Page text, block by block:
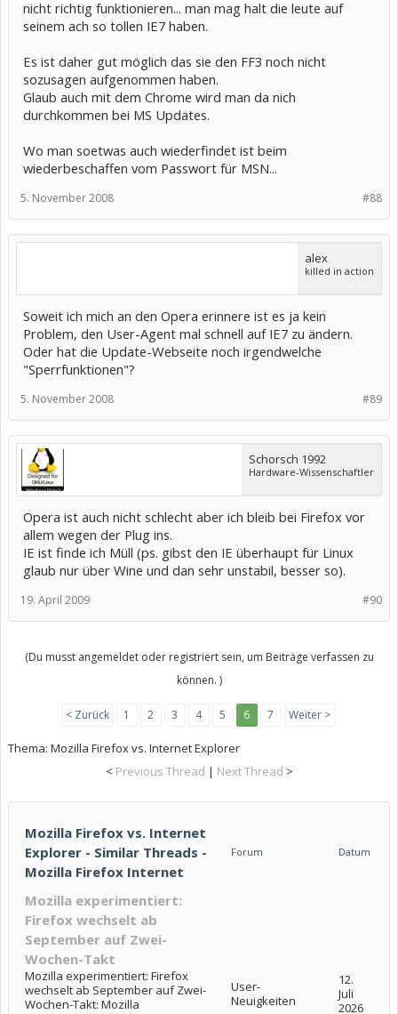
nicht richtig funktionieren... man mag halt die leute auf
seinem ach so tollen IE7 haben.
Es ist daher gut möglich das sie den FF3 noch nicht
sozusagen aufgenommen haben.
Glaub auch mit dem Chrome wird man da nich
durchkommen bei MS Updates.
Wo man soetwas auch wiederfindet ist beim
wiederbeschaffen vom Passwort für MSN...
#88
5. November 2008
alex
killed in action
Soweit ich mich an den Opera erinnere ist es ja kein
Problem, den User-Agent mal schnell auf IE7 zu ändern.
Oder hat die Update-Webseite noch irgendwelche
"Sperrfunktionen"?
#89
5. November 2008
Schorsch 1992
Hardware-Wissenschaftler
Opera ist auch nicht schlecht aber ich bleib bei Firefox vor
allem wegen der Plug ins.
IE ist finde ich Müll (ps. gibst den IE überhaupt für Linux
glaub nur über Wine und dan sehr unstabil, besser so).
#90
19. April 2009
(Du musst angemeldet oder registriert sein, um Beiträge verfassen zu
können. )
< Zurück 1 2 3 4 5 6 7 Weiter >
Thema: Mozilla Firefox vs. Internet Explorer
< Previous Thread | Next Thread >
Mozilla Firefox vs. Internet
Explorer - Similar Threads -
Mozilla Firefox Internet
Forum Datum
Mozilla experimentiert:
Firefox wechselt ab
September auf Zwei-
Wochen-Takt
Mozilla experimentiert: Firefox
wechselt ab September auf Zwei-
Wochen-Takt: Mozilla
User-
Neuigkeiten
12.
Juli
2026